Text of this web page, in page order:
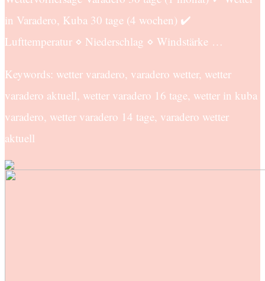
in Varadero, Kuba 30 tage (4 wochen) ✔️
Lufttemperatur ⋄ Niederschlag ⋄ Windstärke …
Keywords: wetter varadero, varadero wetter, wetter
varadero aktuell, wetter varadero 16 tage, wetter in kuba
varadero, wetter varadero 14 tage, varadero wetter
aktuell